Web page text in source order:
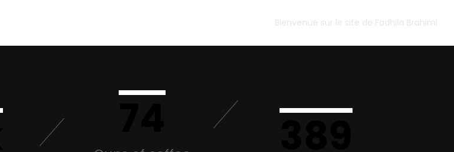
Bienvenue sur le site de Fadhila Brahimi